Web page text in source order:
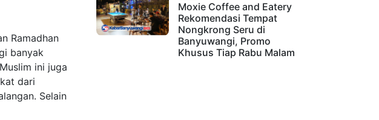
Ramadhan
banyak
ini juga
dari
Selain
Moxie Coffee and Eatery
Rekomendasi Tempat
Nongkrong Seru di
Banyuwangi, Promo
Khusus Tiap Rabu Malam